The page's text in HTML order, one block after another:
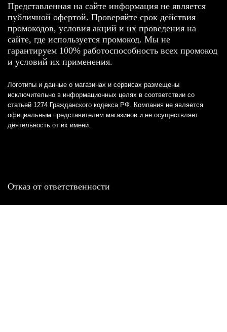
Представленная на сайте информация не является
публичной офертой. Проверяйте срок действия
промокодов, условия акций и их проведения на
сайте, где используется промокод. Мы не
гарантируем 100% работоспособность всех промокод
и условий их применения.
Логотипы и данные о магазинах и сервисах размещены
исключительно в информационных целях в соответствии со
статьей 1274 Гражданского кодекса РФ. Компания не является
официальным представителем магазинов и не осуществляет
деятельность от их имени.
Отказ от ответственности